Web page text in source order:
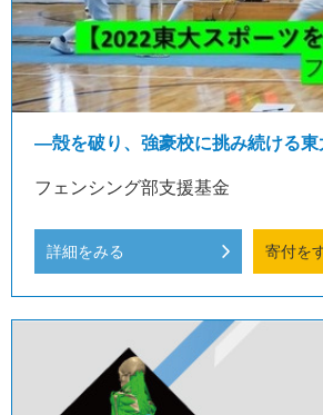
—殻を破り、強豪校に挑み続ける
フェンシング部支援基金
詳細をみる 寄付を